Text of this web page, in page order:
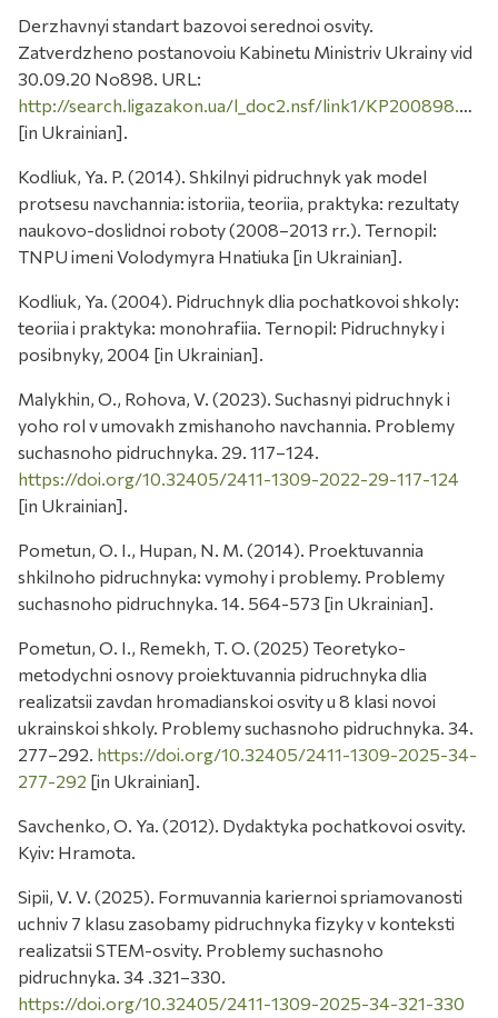
Derzhavnyi standart bazovoi serednoi osvity.
Zatverdzheno postanovoiu Kabinetu Ministriv Ukrainy vid
30.09.20 No898. URL:
http://search.ligazakon.ua/l_doc2.nsf/link1/KP200898.html
[in Ukrainian].
Kodliuk, Ya. P. (2014). Shkilnyi pidruchnyk yak model
protsesu navchannia: istoriia, teoriia, praktyka: rezultaty
naukovo-doslidnoi roboty (2008–2013 rr.). Ternopil:
TNPU imeni Volodymyra Hnatiuka [in Ukrainian].
Kodliuk, Ya. (2004). Pidruchnyk dlia pochatkovoi shkoly:
teoriia i praktyka: monohrafiia. Ternopil: Pidruchnyky i
posibnyky, 2004 [in Ukrainian].
Malykhin, O., Rohova, V. (2023). Suchasnyi pidruchnyk i
yoho rol v umovakh zmishanoho navchannia. Problemy
suchasnoho pidruchnyka. 29. 117–124.
https://doi.org/10.32405/2411-1309-2022-29-117-124
[in Ukrainian].
Pometun, O. I., Hupan, N. M. (2014). Proektuvannia
shkilnoho pidruchnyka: vymohy i problemy. Problemy
suchasnoho pidruchnyka. 14. 564-573 [in Ukrainian].
Pometun, O. I., Remekh, T. O. (2025) Teoretyko-
metodychni osnovy proiektuvannia pidruchnyka dlia
realizatsii zavdan hromadianskoi osvity u 8 klasi novoi
ukrainskoi shkoly. Problemy suchasnoho pidruchnyka. 34.
277–292. https://doi.org/10.32405/2411-1309-2025-34-
277-292 [in Ukrainian].
Savchenko, O. Ya. (2012). Dydaktyka pochatkovoi osvity.
Kyiv: Hramota.
Sipii, V. V. (2025). Formuvannia kariernoi spriamovanosti
uchniv 7 klasu zasobamy pidruchnyka fizyky v konteksti
realizatsii STEM-osvity. Problemy suchasnoho
pidruchnyka. 34 .321–330.
https://doi.org/10.32405/2411-1309-2025-34-321-330